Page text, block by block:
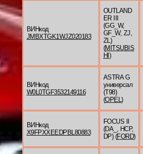
ВИНкод
JMBXTGK1WJZ020183
OUTLAND
ER III
(GG_W,
GF_W, ZJ,
ZL)
(MITSUBIS
HI )
ВИНкод
W0L0TGF3532149116
ASTRA G
универсал
(T98)
(OPEL)
ВИНкод
X9FPXXEEDPBL80883
FOCUS II
(DA_, HCP,
DP) (FORD)